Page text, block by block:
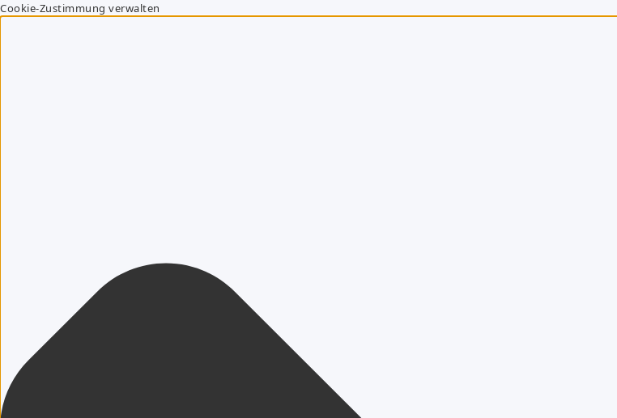
Cookie-Zustimmung verwalten